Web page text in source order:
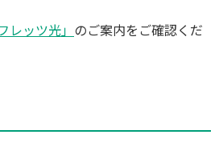
ッツ光」 のご案内をご確認くだ